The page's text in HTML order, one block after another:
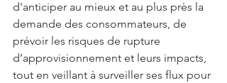
d'anticiper au mieux et au plus près la
demande des consommateurs, de
prévoir les risques de rupture
d’approvisionnement et leurs impacts,
tout en veillant à surveiller ses flux pour